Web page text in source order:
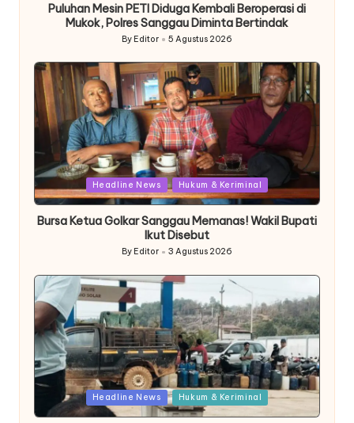
Puluhan Mesin PETI Diduga Kembali Beroperasi di
Mukok, Polres Sanggau Diminta Bertindak
Posted
by
By Editor 5 Agustus 2026
in
Headline News Hukum & Keriminal
Bursa Ketua Golkar Sanggau Memanas! Wakil Bupati
Ikut Disebut
Posted
By Editor 3 Agustus 2026
Posted
in
Headline News Hukum & Keriminal